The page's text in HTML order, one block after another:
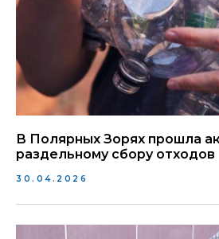
В Полярных Зорях прошла
раздельному сбору отходов
30.04.2026